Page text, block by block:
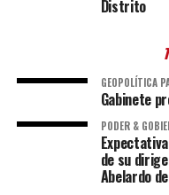
Distrito
GEOPOLÍTICA
Gabinete
PODER &
de su
Abelardo